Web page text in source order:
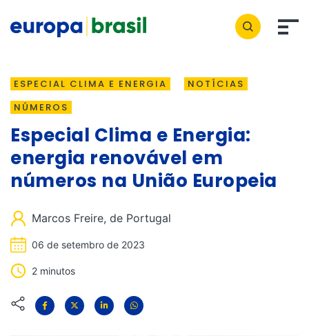
ESPECIAL CLIMA E ENERGIA
NOTÍCIAS
NÚMEROS
Especial Clima e Energia:
energia renovável em
números na União Europeia
Marcos Freire, de Portugal
06 de setembro de 2023
2 minutos